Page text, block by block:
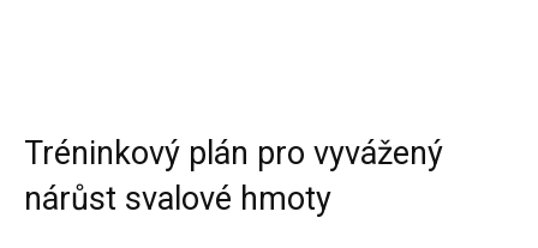
Tréninkový plán pro vyvážený
nárůst svalové hmoty